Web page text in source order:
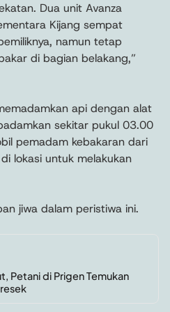
Dua unit Avanza
Kijang sempat
namun tetap
di bagian belakang,”
api dengan alat
sekitar pukul 03.00
pemadam kebakaran dari
lokasi untuk melakukan
jiwa dalam peristiwa ini.
Petani di Prigen Temukan